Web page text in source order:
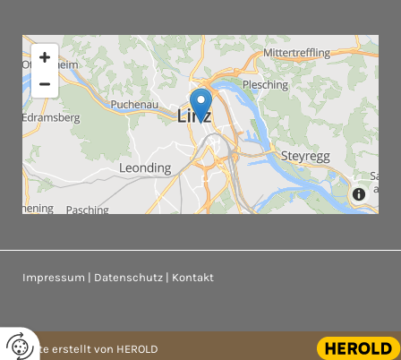
Impressum | Datenschutz | Kontakt
Website erstellt von HEROLD